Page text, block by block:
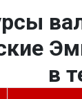
в